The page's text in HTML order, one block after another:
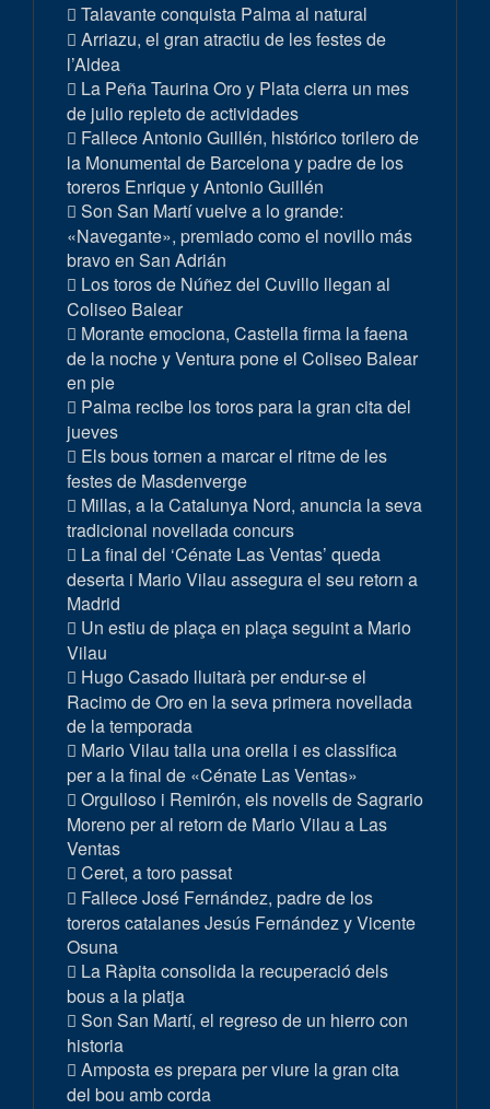
Talavante conquista Palma al natural
Arriazu, el gran atractiu de les festes de
l’Aldea
La Peña Taurina Oro y Plata cierra un mes
de julio repleto de actividades
Fallece Antonio Guillén, histórico torilero de
la Monumental de Barcelona y padre de los
toreros Enrique y Antonio Guillén
Son San Martí vuelve a lo grande:
«Navegante», premiado como el novillo más
bravo en San Adrián
Los toros de Núñez del Cuvillo llegan al
Coliseo Balear
Morante emociona, Castella firma la faena
de la noche y Ventura pone el Coliseo Balear
en pie
Palma recibe los toros para la gran cita del
jueves
Els bous tornen a marcar el ritme de les
festes de Masdenverge
Millas, a la Catalunya Nord, anuncia la seva
tradicional novellada concurs
La final del ‘Cénate Las Ventas’ queda
deserta i Mario Vilau assegura el seu retorn a
Madrid
Un estiu de plaça en plaça seguint a Mario
Vilau
Hugo Casado lluitarà per endur-se el
Racimo de Oro en la seva primera novellada
de la temporada
Mario Vilau talla una orella i es classifica
per a la final de «Cénate Las Ventas»
Orgulloso i Remirón, els novells de Sagrario
Moreno per al retorn de Mario Vilau a Las
Ventas
Ceret, a toro passat
Fallece José Fernández, padre de los
toreros catalanes Jesús Fernández y Vicente
Osuna
La Ràpita consolida la recuperació dels
bous a la platja
Son San Martí, el regreso de un hierro con
historia
Amposta es prepara per viure la gran cita
del bou amb corda